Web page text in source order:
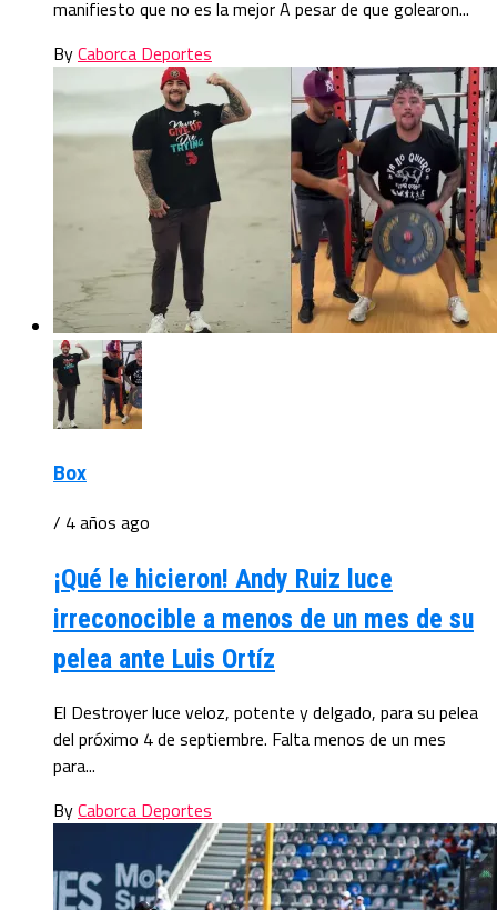
manifiesto que no es la mejor A pesar de que golearon...
ByCaborca Deportes
Box
/ 4 años ago
¡Qué le hicieron! Andy Ruiz luce
irreconocible a menos de un mes de su
pelea ante Luis Ortíz
El Destroyer luce veloz, potente y delgado, para su pelea
del próximo 4 de septiembre. Falta menos de un mes
para...
ByCaborca Deportes